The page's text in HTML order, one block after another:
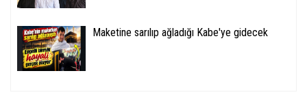
Maketine sarılıp ağladığı Kabe'ye gidecek